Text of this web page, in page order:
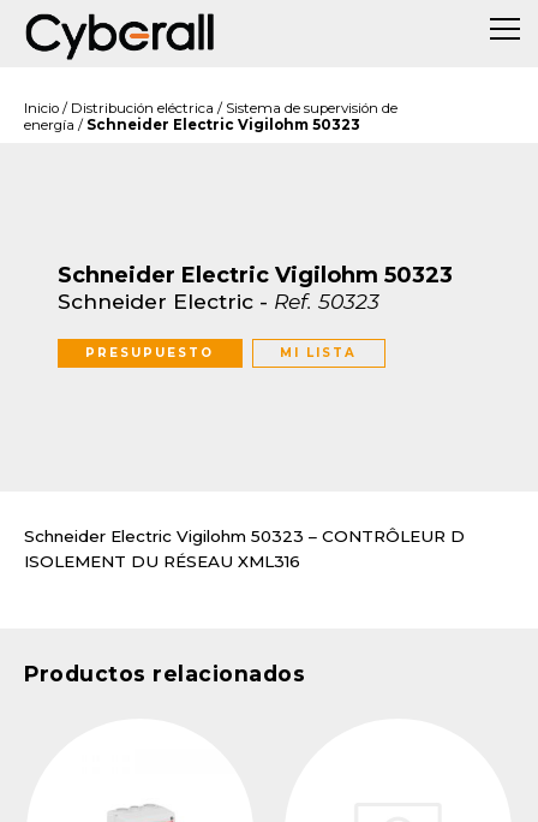
Inicio / Distribución eléctrica / Sistema de supervisión de
energía / Schneider Electric Vigilohm 50323
Schneider Electric Vigilohm 50323
Schneider Electric - Ref. 50323
PRESUPUESTO MI LISTA
Schneider Electric Vigilohm 50323 – CONTRÔLEUR D
ISOLEMENT DU RÉSEAU XML316
Productos relacionados